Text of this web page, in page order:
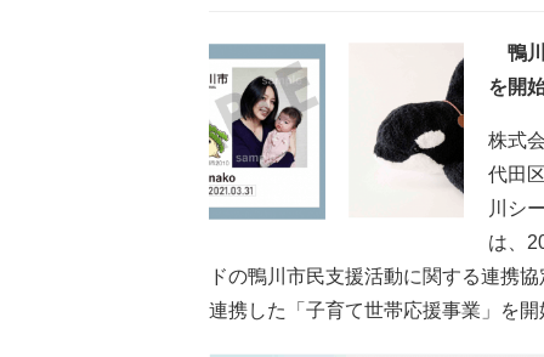
鴨川
を開
株式
代田
川シ
は、
ドの鴨川市民支援活動に関する連携
連携した「子育て世帯応援事業」を開